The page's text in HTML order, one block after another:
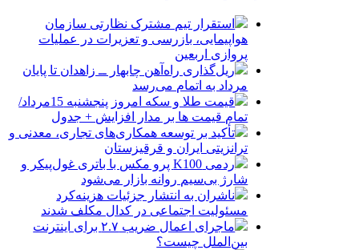
استقرار تیم مشترک نظارتی سازمان
هواپیمایی، بازرسی و تعزیرات در عملیات
پروازی اربعین
ریل‌گذاری راه‌آهن چابهار ــ زاهدان تا پایان
مرداد به اتمام می‌رسد
قیمت طلا و سکه امروز پنجشنبه 15مرداد/
تمام قیمت ها بر مدار افزایش + جدول
تأکید بر توسعه همکاری‌های تجاری، معدنی و
ترانزیتی ایران و قرقیزستان
ردمی K100 پرو مکس با باتری غول‌پیکر و
شارژ بی‌سیم روانه بازار می‌شود
ناشران به انتشار جزئیات هزینه‌کرد
مسئولیت اجتماعی در کدال مکلف شدند
ماجرای اعمال ضریب ۲.۷ برای اینترنت
بین‌الملل چیست؟